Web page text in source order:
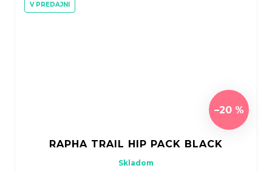
V PREDAJNI
–20 %
RAPHA TRAIL HIP PACK BLACK
Skladom